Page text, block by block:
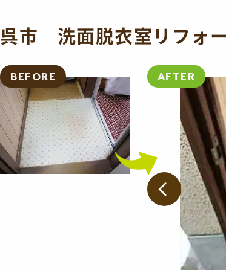
呉市 洗面脱衣室リフォ